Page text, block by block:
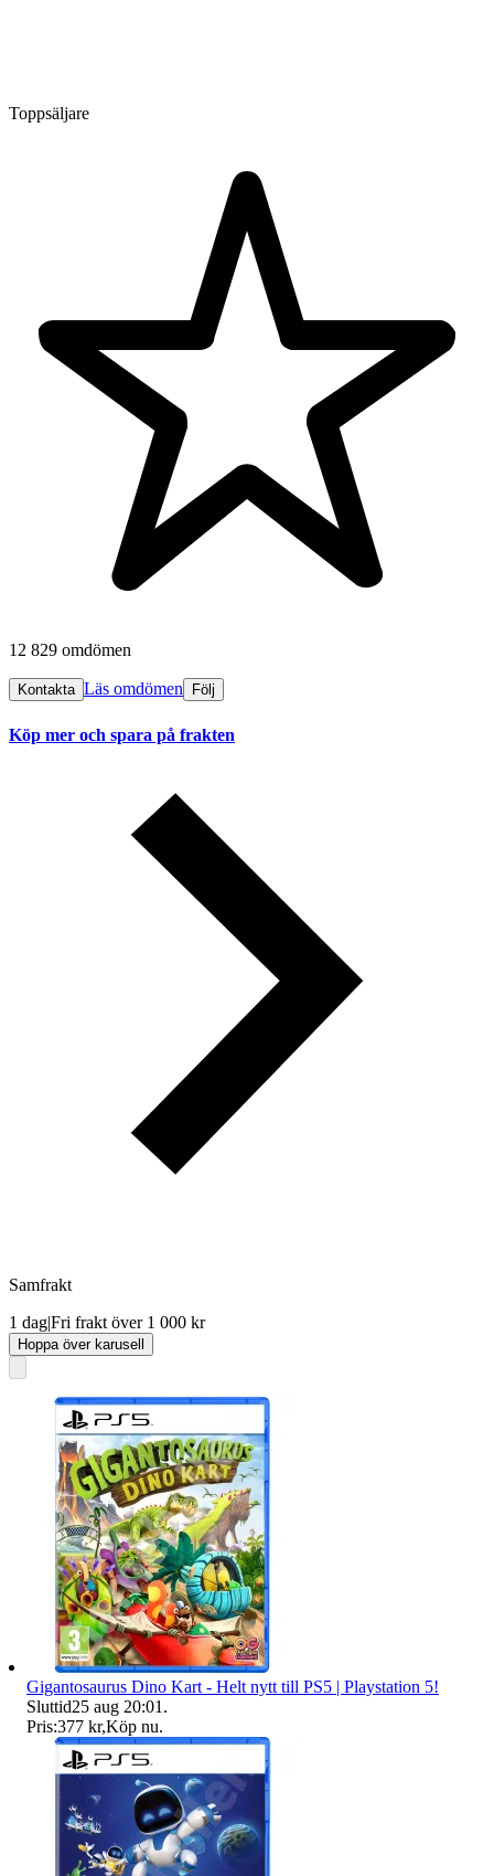
Toppsäljare
12 829 omdömen
Kontakta Läs omdömen Följ
Köp mer och spara på frakten
Samfrakt
1 dag|Fri frakt över 1 000 kr
Hoppa över karusell
Gigantosaurus Dino Kart - Helt nytt till PS5 | Playstation 5!
Sluttid25 aug 20:01 .
Pris:377 kr,Köp nu.